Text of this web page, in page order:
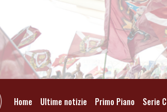
Home Ultime notizie Primo Piano Serie C